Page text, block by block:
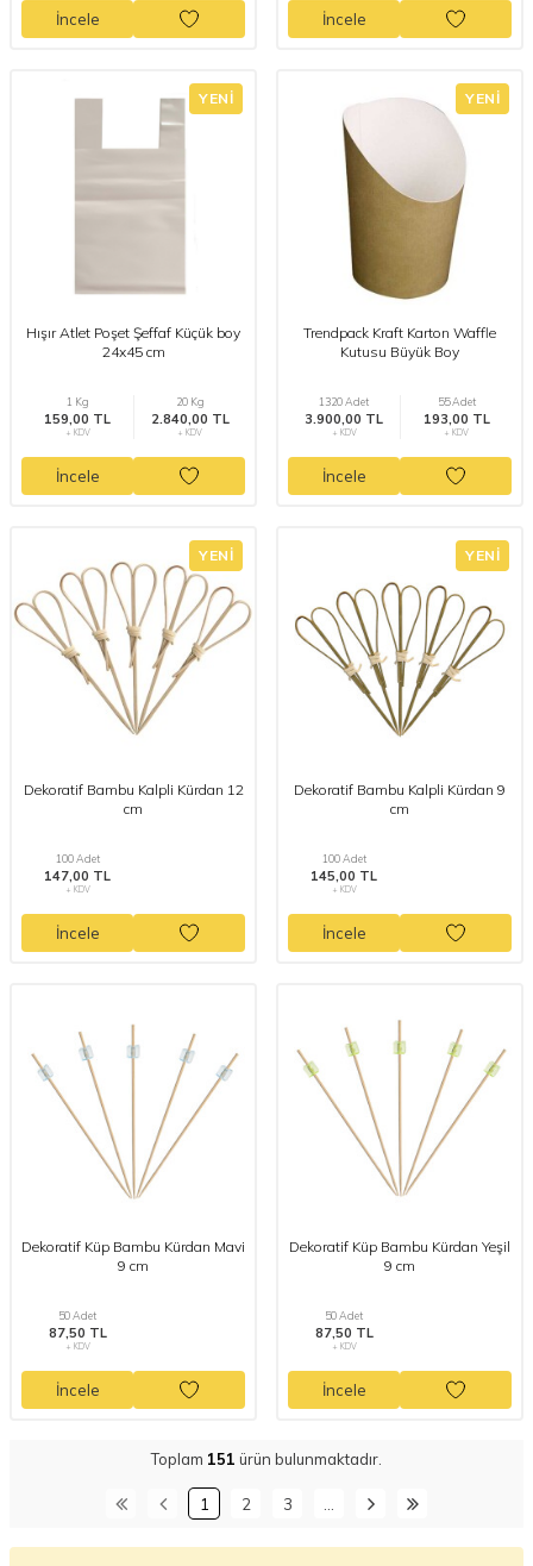
İncele İncele
YENI
Hışır Atlet Poşet Şeffaf Küçük boy
24x45 cm
1 Kg
159,00 TL
+ KDV
20 Kg
2.840,00 TL
+ KDV
İncele
YENI
Trendpack Kraft Karton Waffle
Kutusu Büyük Boy
1320 Adet
3.900,00 TL
+ KDV
55 Adet
193,00 TL
+ KDV
İncele
YENI
Dekoratif Bambu Kalpli Kürdan 12
cm
100 Adet
147,00 TL
+ KDV
İncele
YENI
Dekoratif Bambu Kalpli Kürdan 9
cm
100 Adet
145,00 TL
+ KDV
İncele
Dekoratif Küp Bambu Kürdan Mavi
9 cm
50 Adet
87,50 TL
+ KDV
İncele
Dekoratif Küp Bambu Kürdan Yeşil
9 cm
50 Adet
87,50 TL
+ KDV
İncele
Toplam 151 ürün bulunmaktadır.
1 2 3